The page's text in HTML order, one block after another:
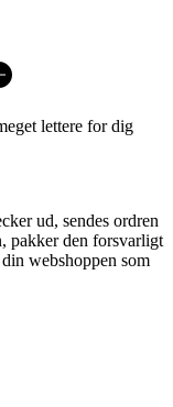
lettere for dig
ud, sendes ordren
pakker den forsvarligt
webshoppen som